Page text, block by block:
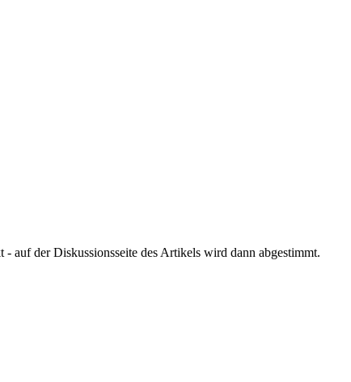
auf der Diskussionsseite des Artikels wird dann abgestimmt.